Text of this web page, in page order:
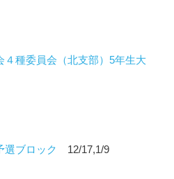
種委員会（北支部）5年生大
選ブロック
12/17,1/9